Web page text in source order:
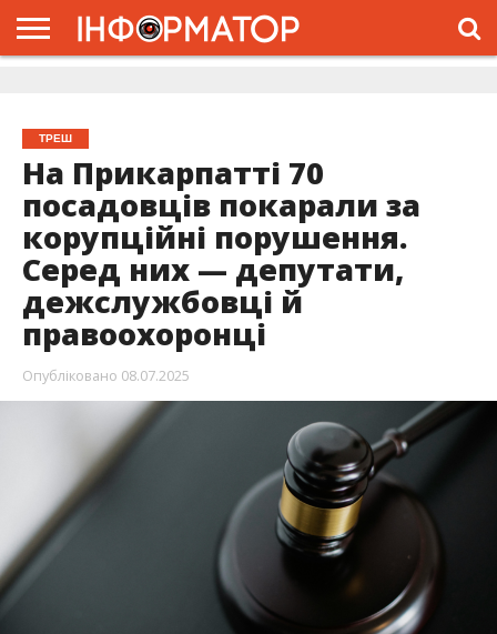
ТРЕШ
На Прикарпатті 70
посадовців покарали за
корупційні порушення.
Серед них — депутати,
дежслужбовці й
правоохоронці
Опубліковано 08.07.2025